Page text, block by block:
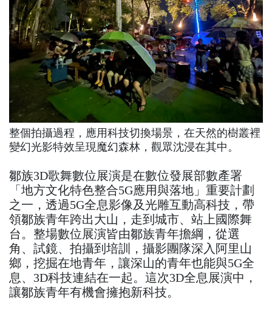
整個拍攝過程，應用科技切換場景，在天然的樹叢裡
變幻光影特效呈現魔幻森林，觀眾沈浸在其中。
鄒族3D歌舞數位展演是在數位發展部數產署
「地方文化特色整合5G應用與落地」重要計劃
之一，透過5G全息影像及光雕互動高科技，帶
領鄒族青年跨出大山，走到城市、站上國際舞
台。整場數位展演皆由鄒族青年擔綱，從選
角、試鏡、拍攝到培訓，攝影團隊深入阿里山
鄉，挖掘在地青年，讓深山的青年也能與5G全
息、3D科技連結在一起。這次3D全息展演中，
讓鄒族青年有機會擁抱新科技。